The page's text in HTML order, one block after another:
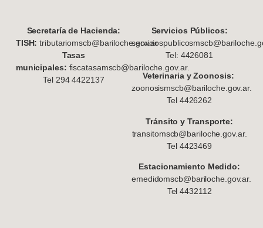
Secretaría de Hacienda:
TISH: tributariomscb@bariloche.gov.ar
Tasas
municipales: fiscatasamscb@bariloche.gov.ar.
Tel 294 4422137
Servicios Públicos:
Tel: 4426081
Veterinaria y Zoonosis:
zoonosismscb@bariloche.gov.ar.
Tel 4426262
Tránsito y Transporte:
transitomscb@bariloche.gov.ar.
Tel 4423469
Estacionamiento Medido:
emedidomscb@bariloche.gov.ar.
Tel 4432112